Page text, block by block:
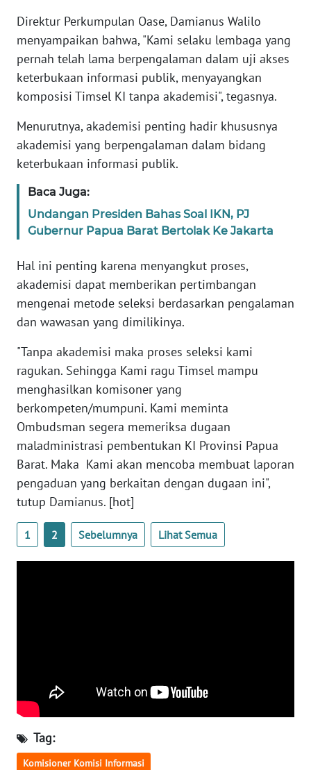
Direktur Perkumpulan Oase, Damianus Walilo
menyampaikan bahwa, "Kami selaku lembaga yang
pernah telah lama berpengalaman dalam uji akses
keterbukaan informasi publik, menyayangkan
komposisi Timsel KI tanpa akademisi", tegasnya.
Menurutnya, akademisi penting hadir khususnya
akademisi yang berpengalaman dalam bidang
keterbukaan informasi publik.
Baca Juga:
Undangan Presiden Bahas Soal IKN, PJ
Gubernur Papua Barat Bertolak Ke Jakarta
Hal ini penting karena menyangkut proses,
akademisi dapat memberikan pertimbangan
mengenai metode seleksi berdasarkan pengalaman
dan wawasan yang dimilikinya.
"Tanpa akademisi maka proses seleksi kami
ragukan. Sehingga Kami ragu Timsel mampu
menghasilkan komisoner yang
berkompeten/mumpuni. Kami meminta
Ombudsman segera memeriksa dugaan
maladministrasi pembentukan KI Provinsi Papua
Barat. Maka Kami akan mencoba membuat laporan
pengaduan yang berkaitan dengan dugaan ini",
tutup Damianus. [hot]
1 2 Sebelumnya Lihat Semua
Tag:
Komisioner Komisi Informasi
PAPUA
WN
PAPUA
BARAT
WN
RIAU
SERAMBI
WN
WN
SULTRA
NTB
WN
SULTENG
WN
SULBAR
WN
BABEL
WN
WN
LAMPUNG
WN
JATENG